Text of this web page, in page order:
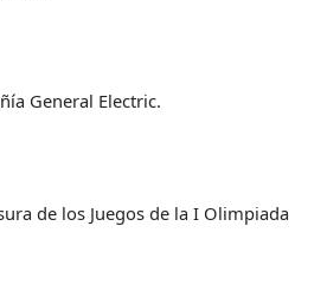
General Electric.
de los Juegos de la I Olimpiada